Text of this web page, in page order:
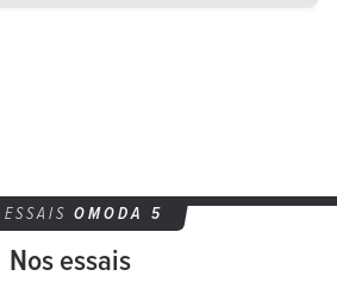
ESSAIS OMODA 5
Nos essais